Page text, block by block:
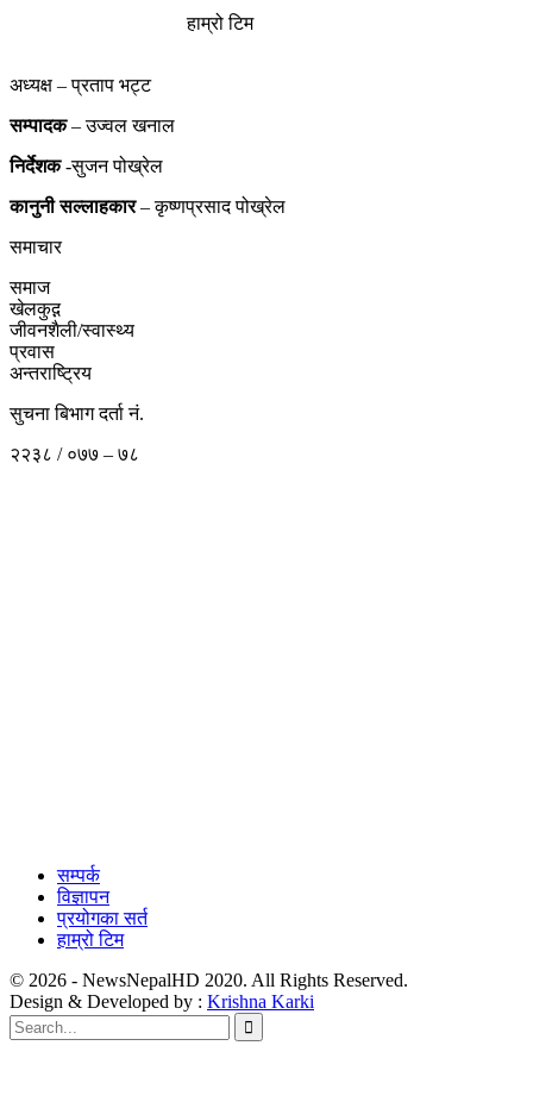
हाम्रो टिम
अध्यक्ष – प्रताप भट्ट
सम्पादक– उज्वल खनाल
निर्देशक-सुजन पोख्रेल
कानुनी सल्लाहकार– कृष्णप्रसाद पोख्रेल
समाचार
समाज
खेलकुद़़
जीवनशैली/स्वास्थ्य
प्रवास
अन्तराष्ट्रिय
सुचना बिभाग दर्ता नं.
२२३८ / ०७७ – ७८
सम्पर्क
विज्ञापन
प्रयोगका सर्त
हाम्रो टिम
© 2026 - NewsNepalHD 2020. All Rights Reserved.
Design & Developed by : Krishna Karki